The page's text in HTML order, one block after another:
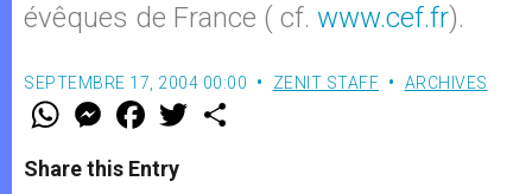
évêques de France ( cf. www.cef.fr).
SEPTEMBRE 17, 2004 00:00 ZENIT STAFF ARCHIVES
W
t
s
M
e
s
e
F
a
e
b
w
Share this Entry